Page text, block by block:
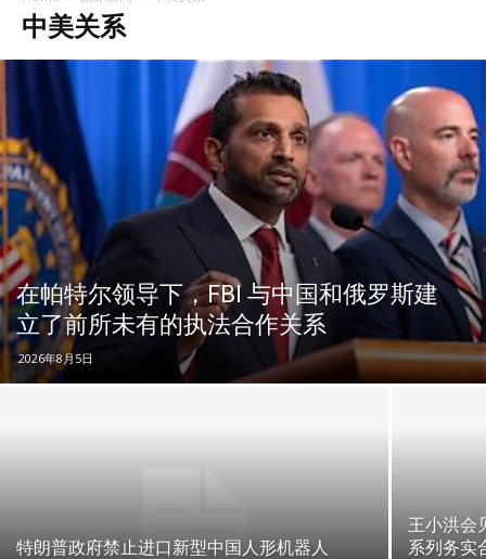
中美关系
在帕特尔领导下，FBI 与中国和俄罗斯建
立了前所未有的执法合作关系
2026年8月5日
特朗普政府禁止进口新型中国人形机器人
王小洪会
系列务实